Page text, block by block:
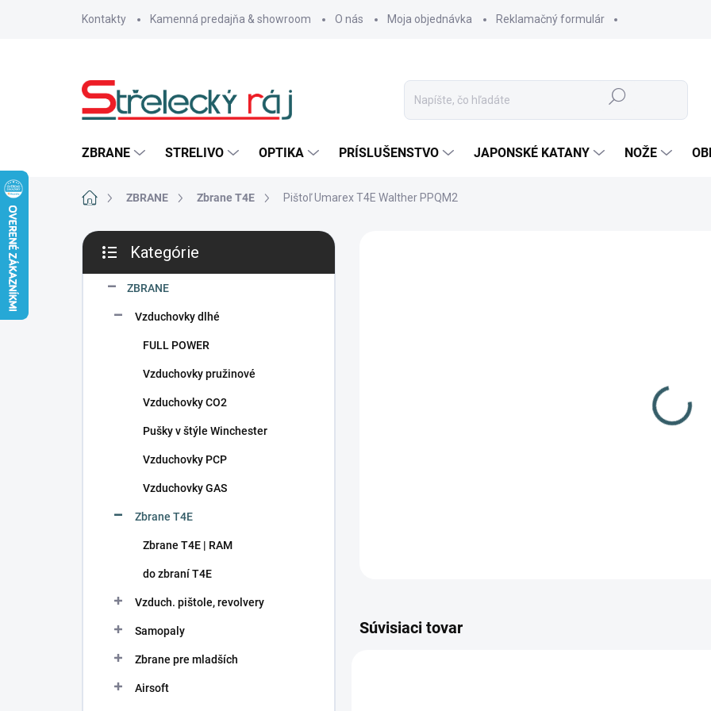
Kontakty Kamenná predajňa & showroom O nás Moja objednávka Reklamačný formulár
Hľadať
ZBRANE STRELIVO OPTIKA PRÍSLUŠENSTVO JAPONSKÉ KATANY NOŽE
DomovZBRANE Zbrane T4E Pištoľ Umarex T4E Walther PPQM2
B
č
kategórie
Kategórie
ZBRANE
Vzduchovky dlhé
FULL POWER
Vzduchovky pružinové
Vzduchovky CO2
Pušky v štýle Winchester
Vzduchovky PCP
Vzduchovky GAS
Zbrane T4E
Zbrane T4E | RAM
do zbraní T4E
Vzduch. pištole, revolvery
Samopaly
Zbrane pre mladších
Airsoft
Súvisiaci tovar